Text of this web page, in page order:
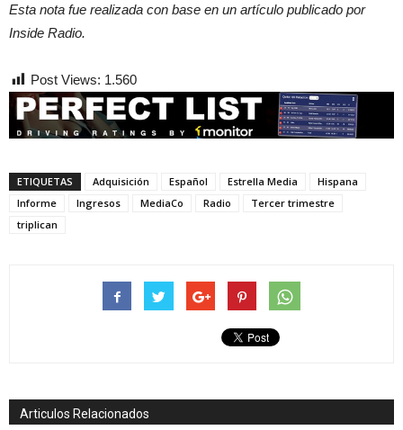
Esta nota fue realizada con base en un artículo publicado por
Inside Radio.
Post Views: 1.560
ETIQUETAS Adquisición Español Estrella Media
Hispana
Informe
Ingresos MediaCo Radio
Tercer trimestre
triplican
Articulos Relacionados